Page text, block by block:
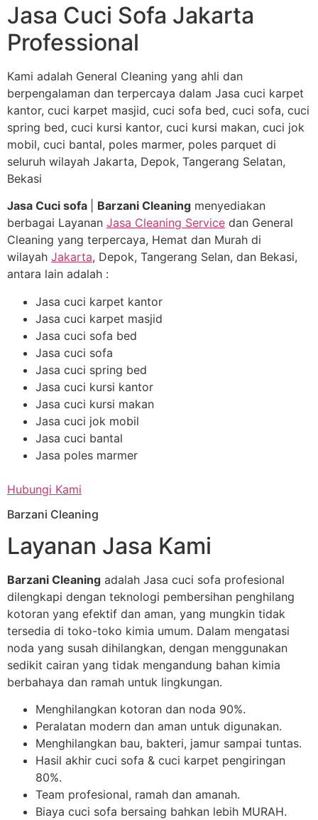
Jasa Cuci Sofa Jakarta
Professional
Kami adalah General Cleaning yang ahli dan
berpengalaman dan terpercaya dalam Jasa cuci karpet
kantor, cuci karpet masjid, cuci sofa bed, cuci sofa, cuci
spring bed, cuci kursi kantor, cuci kursi makan, cuci jok
mobil, cuci bantal, poles marmer, poles parquet di
seluruh wilayah Jakarta, Depok, Tangerang Selatan,
Bekasi
Jasa Cuci sofa
Barzani Cleaning menyediakan
berbagai Layanan Jasa Cleaning Service dan General
Cleaning yang terpercaya, Hemat dan Murah di
wilayah Jakarta, Depok, Tangerang Selan, dan Bekasi,
antara lain adalah :
Jasa cuci karpet kantor
Jasa cuci karpet masjid
Jasa cuci sofa bed
Jasa cuci sofa
Jasa cuci spring bed
Jasa cuci kursi kantor
Jasa cuci kursi makan
Jasa cuci jok mobil
Jasa cuci bantal
Jasa poles marmer
Hubungi Kami
Barzani Cleaning
Layanan Jasa Kami
Barzani Cleaning adalah Jasa cuci sofa profesional
dilengkapi dengan teknologi pembersihan penghilang
kotoran yang efektif dan aman, yang mungkin tidak
tersedia di toko-toko kimia umum. Dalam mengatasi
noda yang susah dihilangkan, dengan menggunakan
sedikit cairan yang tidak mengandung bahan kimia
berbahaya dan ramah untuk lingkungan.
Menghilangkan kotoran dan noda 90%.
Peralatan modern dan aman untuk digunakan.
Menghilangkan bau, bakteri, jamur sampai tuntas.
Hasil akhir cuci sofa & cuci karpet pengiringan
80%.
Team profesional, ramah dan amanah.
Biaya cuci sofa bersaing bahkan lebih MURAH.